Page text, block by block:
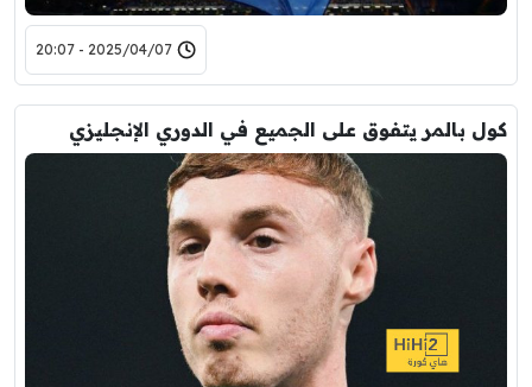
2025/04/07 - 20:07
كول بالمر يتفوق على الجميع في الدوري الإنجليزي